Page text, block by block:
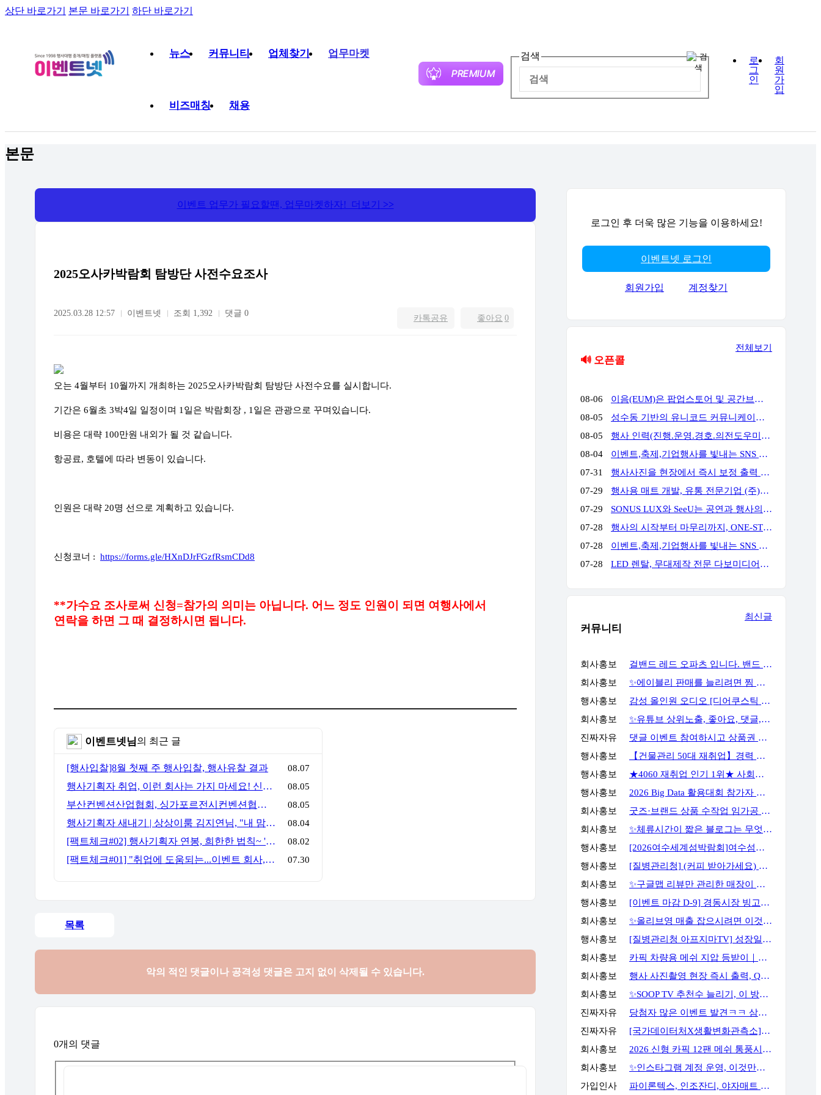
상단 바로가기 본문 바로가기 하단 바로가기
뉴스 커뮤니티 업체찾기 업무마켓
비즈매칭 채용
검색
로
그
인
회
원
가
입
본문
이벤트 업무가 필요할땐, 업무마켓하자! 더보기 >>
2025오사카박람회 탐방단 사전수요조사
2025.03.28 12:57 이벤트넷 조회 1,392 댓글 0
좋아요 0
카톡공유
오는 4월부터 10월까지 개최하는 2025오사카박람회 탐방단 사전수요를 실시합니다.
기간은 6월초 3박4일 일정이며 1일은 박람회장 , 1일은 관광으로 꾸며있습니다.
비용은 대략 100만원 내외가 될 것 같습니다.
항공료, 호텔에 따라 변동이 있습니다.
인원은 대략 20명 선으로 계획하고 있습니다.
신청코너 : https://forms.gle/HXnDJrFGzfRsmCDd8
**가수요 조사로써 신청=참가의 의미는 아닙니다. 어느 정도 인원이 되면 여행사에서
연락을 하면 그 때 결정하시면 됩니다.
이벤트넷님의 최근 글
[행사입찰]8월 첫째 주 행사입찰, 행사유찰 결과 08.07
행사기획자 취업, 이런 회사는 가지 마세요! 신입이 꼭 알아야 할 5가지 기준[이벤트산업 팩트체크#3] 08.05
부산컨벤션산업협회, 싱가포르전시컨벤션협회(SACEOS)와 업무협약 체결… 아시아 마이스 협력 확대 08.05
행사기획자 새내기 | 상상이룸 김지연님, "내 맘대로, 내 뜻대로 행사를 만든다 08.04
[팩트체크#02] 행사기획자 연봉, 희한한 법칙~ '첨에는 비실, 3년만 지나면 튼실' 08.02
[팩트체크#01] "취업에 도움되는...이벤트 회사, 어떻게 구분할까?"… 1인당 매출 '3억 원'의 법칙 07.30
목록
악의 적인 댓글이나 공격성 댓글은 고지 없이 삭제될 수 있습니다.
0개의 댓글
로그인 후 더욱 많은 기능을 이용하세요!
이벤트넷 로그인
회원가입 계정찾기
🔊 오픈콜
전체보기
08-06
이음(EUM)은 팝업스토어 및 공간브랜딩 전문 업체로서 공간에서 고객과의 접점을 통해 공간에서의 체험과 브랜드 경험을 통해 고객의 마음을 움직일 수 있는 전문 기업입니다. 성수동, 홍대앞, 더현대여의도, 현대백화점 판교 & 목동 & 삼성 & 압구정, 롯데백화점 잠실 & 에비뉴엘, 양양 서피비치, 스타필드, IFC몰, 코엑스, 킨텍스, 교보 & 영풍문고, 부산 밀락타운 & 더베이 101, 콘래드 호텔, 동해안, 전국 리조트 및 호텔 등등에서 경험과 실적을 가지고 있으며, 팝업스토어와 공간브랜딩을 디자인에서부터 시공, 철거까지 완벽한 원스탑 서비스를 대행해드리고 있습니다.
08-05
성수동 기반의 유니코드 커뮤니케이션즈는 브랜드의 가치를 감각적으로 현장화하는 마케팅·프로모션 전문 대행사입니다. 팝업스토어, 기업 행사, 전시부터 축제 부스까지 콘셉트 기획·공간 연출·현장 운영을 통합 수행하여 완성도 높은 행사를 만듭니다. 기획부터 공간연출 현장운영 인력섭외까지 유니코드에게 맞겨주세요!
08-05
행사 인력(진행.운영.경호.의전도우미.프로모터.관람객등) 토탈 에이전시 입니다. 행사 운영에 어려움 많으시죠? 저희가 해결 해드립니다!!!! 연락주세요~!!! 주)월드플래닝 입니다.
08-04
이벤트,축제,기업행사를 빛내는 SNS 숏폼 360 포토(영상)부스입니다. 전문 운영팀이 진행,설치,철거까지 완벽하게 책임집니다. 문의만 주시면 이벤트에 맞게 운영을 제안해드리며,전국 어디서나 렌탈 가능합니다. 인스타그램) https://www.instagram.com/360photo.kr/ 블로그) https://blog.naver.com/360photobooth/ TEL) 032-322-3367 Email) contact@360photo.kr 카톡문의) http://pf.kakao.com/_rxdBin/chat
07-31
행사사진을 현장에서 즉시 보정 출력 진행하는 미스터문포토 문성준실장입니다. 하이브 행사 사진출력 전속진행업체입니다. 포토존사진인화.출력 실시간 상담 http://pf.kakao.com/_Lxkxbxon/chat
07-29
행사용 매트 개발, 유통 전문기업 (주)비오케이 입니다. 기업행사용 '파이론텍스(파이텍스)', '화사한 조경 인조잔디'를 행사 분야에 대량 공급하고 있습니다. 단순 구매 및 렌탈, 시공 까지 모두 가능하며 온-오프라인 최저가 공급을 약속합니다. 실제 거래 중인 기업 대표님들께서 아주 저렴하게 만족스러운 품질로 사용 중이십니다. 문의: 010 4II9 43II 이메일: kbs@bokkorea.com
07-29
SONUS LUX와 SeeU는 공연과 행사의 음향·조명을 설계하고 운영하는 현장 전문팀입니다. 방송 프로그램, 국가행사, 대형 페스티벌, 기업행사 등 다양한 프로젝트에서 축적한 경험을 바탕으로 공간 구조와 행사 성격, 관객 규모에 맞는 시스템을 구성합니다. 장비 수량이나 규모를 앞세우기보다 명료한 사운드, 효과적인 조명 연출, 안정적인 현장 운영을 중요하게 생각합니다. 공연, 기업행사, 컨퍼런스, 전시, 학교축제, 교회 행사 등 각 현장에 필요한 음향·조명 장비와 전문 인력을 제공합니다. 주요 업무 공연 및 행사 음향·조명 장비 렌탈 현장 여건에 맞춘 시스템 설계와 장비 구성 FOH·모니터·재생·송출 음향 운영 무대조명 디자인 및 오퍼레이팅 장비 설치, 시스템 튜닝 및 현장 기술 관리 문의 대표: 김수한 연락처: 010-8309-1024 이메일: sonus-lux@naver.com
07-28
행사의 시작부터 마무리까지, ONE-STOP 행사 전문 파트너 행사 기획·운영부터 무대·음향·조명·LED 스크린 시스템, 전문 기술 인력까지 모두 갖춘 원스톱 행사 전문 업체입니다. 행사에 필요한 여러 업체를 따로 섭외할 필요 없이, 기획부터 설치·운영·철수까지 전 과정을 하나의 파트너가 책임지고 수행합니다. WHY US? ✅ 풍부한 수행 경험과 검증된 운영 노하우 공공기관·지자체·지역축제·기업행사 등 다양한 프로젝트 수행 경험을 바탕으로 안정적이고 체계적인 행사 운영을 제공합니다. ✅ 전문 기술 인력의 체계적인 현장 운영 무대·음향·조명·LED 스크린까지 숙련된 전문 인력이 직접 운영하여 완성도 높은 행사 품질과 신속한 현장 대응을 제공합니다. ✅ 자체 장비 시스템 기반의 원스톱 서비스 무대·음향·조명·LED 스크린 등 주요 행사 장비를 자체 보유하여 높은 품질, 신속한 대응, 합리적인 비용으로 효율적인 행사 운영을 지원합니다. 주요 서비스 ✔ 공공기관·지자체 공식 행사 (준공식, 개소식, 기념식, 선포식 등) ✔ 지역축제·문화·관광 행사 ✔ 기업·기관·단체 행사 (체육대회, 워크숍, 기념행사 등) ✔ 무대·음향·조명·LED 시스템 설계·설치 및 운영
07-28
이벤트,축제,기업행사를 빛내는 SNS 숏폼 360 포토(영상)부스입니다. 전문 운영팀이 진행,설치,철거까지 완벽하게 책임집니다. 문의만 주시면 이벤트에 맞게 운영을 제안해드리며,전국 어디서나 렌탈 가능합니다. 인스타그램) https://www.instagram.com/360photo.kr/ 블로그) https://blog.naver.com/360photobooth/ TEL) 032-322-3367 Email) contact@360photo.kr 카톡문의) http://pf.kakao.com/_rxdBin/chat
07-28
LED 렌탈, 무대제작 전문 다보미디어입니다! 연락주세요!
커뮤니티
최신글
회사홍보
걸밴드 레드 오파츠 입니다. 밴드 필요하시면 언제든지 연락주세요
회사홍보
✨에이블리 판매를 늘리려면 찜 이후 구매 흐름까지 봐야 합니다✨
행사홍보
감성 올인원 오디오 [디어쿠스틱 알토] 최대 23% 할인
회사홍보
✨유튜브 상위노출, 좋아요, 댓글, 구독, 알림설정까지 관리하세요✨
진짜자유
댓글 이벤트 참여하시고 상품권 받아가세요!
행사홍보
【건물관리 50대 재취업】경력 없이 안전관리자 준비하는 방법
행사홍보
★4060 재취업 인기 1위★ 사회복지사 2급, 시험 없이 취득 하는 방법
행사홍보
2026 Big Data 활용대회 참가자 모집
회사홍보
굿즈·브랜드 상품 수작업 임가공 포장 전문 서비스, GOODSPACK (소량 포장 가능)
회사홍보
✨체류시간이 짧은 블로그는 무엇부터 바꿔야 할까요?✨
행사홍보
[2026여수세계섬박람회]여수섬바다 댄스 챌린지 EVENT
행사홍보
[질병관리청] (커피 받아가세요) 화영이의 성장일기 5화 OX 퀴즈 이벤트
회사홍보
✨구글맵 리뷰만 관리한 매장이 오래 버티지 못하는 이유✨
행사홍보
[이벤트 마감 D-9] 경동시장 빙고판 채우고 마사지기, 아이스크림 등 받아가세요!
회사홍보
✨올리브영 매출 잡으시려면 이것만큼은 꼭 알고 계셔야 합니다✨
행사홍보
[질병관리청 아프지마TV] 성장일기 5화 OX 퀴즈 이벤트
회사홍보
카픽 차량용 메쉬 지압 등받이｜운전할 때도, 사무실에서도 허리까지 편안하게
회사홍보
행사 사진촬영 현장 즉시 출력, QR사진으로 다운로드 가능까지
회사홍보
✨SOOP TV 추천수 늘리기, 이 방법으로 해결할 수 있습니다✨
진짜자유
당첨자 많은 이벤트 발견ㅋㅋ 삼성스토어 블로그 포스트 공유 이벤트
진짜자유
[국가데이터처X생활변화관측소] 구독·댓글 이벤트
회사홍보
2026 신형 카픽 12팬 메쉬 통풍시트｜차 안 더위와 답답함을 줄여주는 차량용 통풍시트
회사홍보
✨인스타그램 계정 운영, 이것만큼은 꼭 알고 시작하세요✨
가입인사
파이론텍스, 인조잔디, 야자매트 가장 저렴하게 공급합니다.